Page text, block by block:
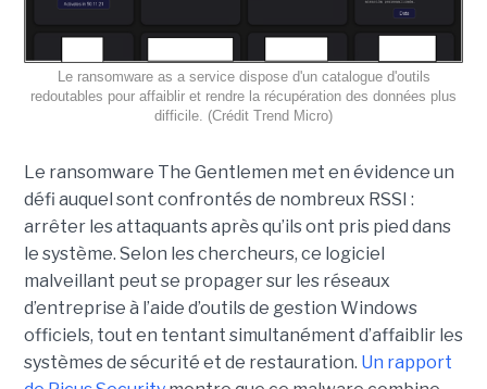
Le ransomware as a service dispose d'un catalogue d'outils
redoutables pour affaiblir et rendre la récupération des données plus
difficile. (Crédit Trend Micro)
Le ransomware The Gentlemen met en évidence un
défi auquel sont confrontés de nombreux RSSI :
arrêter les attaquants après qu’ils ont pris pied dans
le système. Selon les chercheurs, ce logiciel
malveillant peut se propager sur les réseaux
d’entreprise à l’aide d’outils de gestion Windows
officiels, tout en tentant simultanément d’affaiblir les
systèmes de sécurité et de restauration. Un rapport